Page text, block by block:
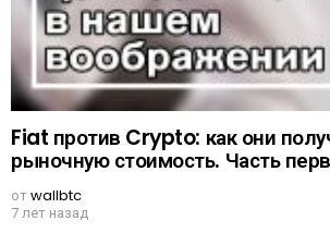
Fiat против Crypto: как они
рыночную стоимость. Часть
отwallbtc
7 лет назад